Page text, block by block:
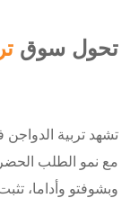
تحول سوق
تشهد تربية الدواجن
مع نمو الطلب
وبشوفتو وأداما،